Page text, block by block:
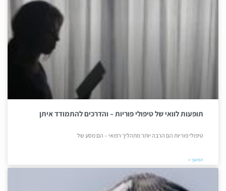
תופעות לוואי של טיפולי פוריות – והדרכים להתמודד איתן
טיפולי פוריות הם הרבה יותר מתהליך רפואי – הם מסע של
המשך »